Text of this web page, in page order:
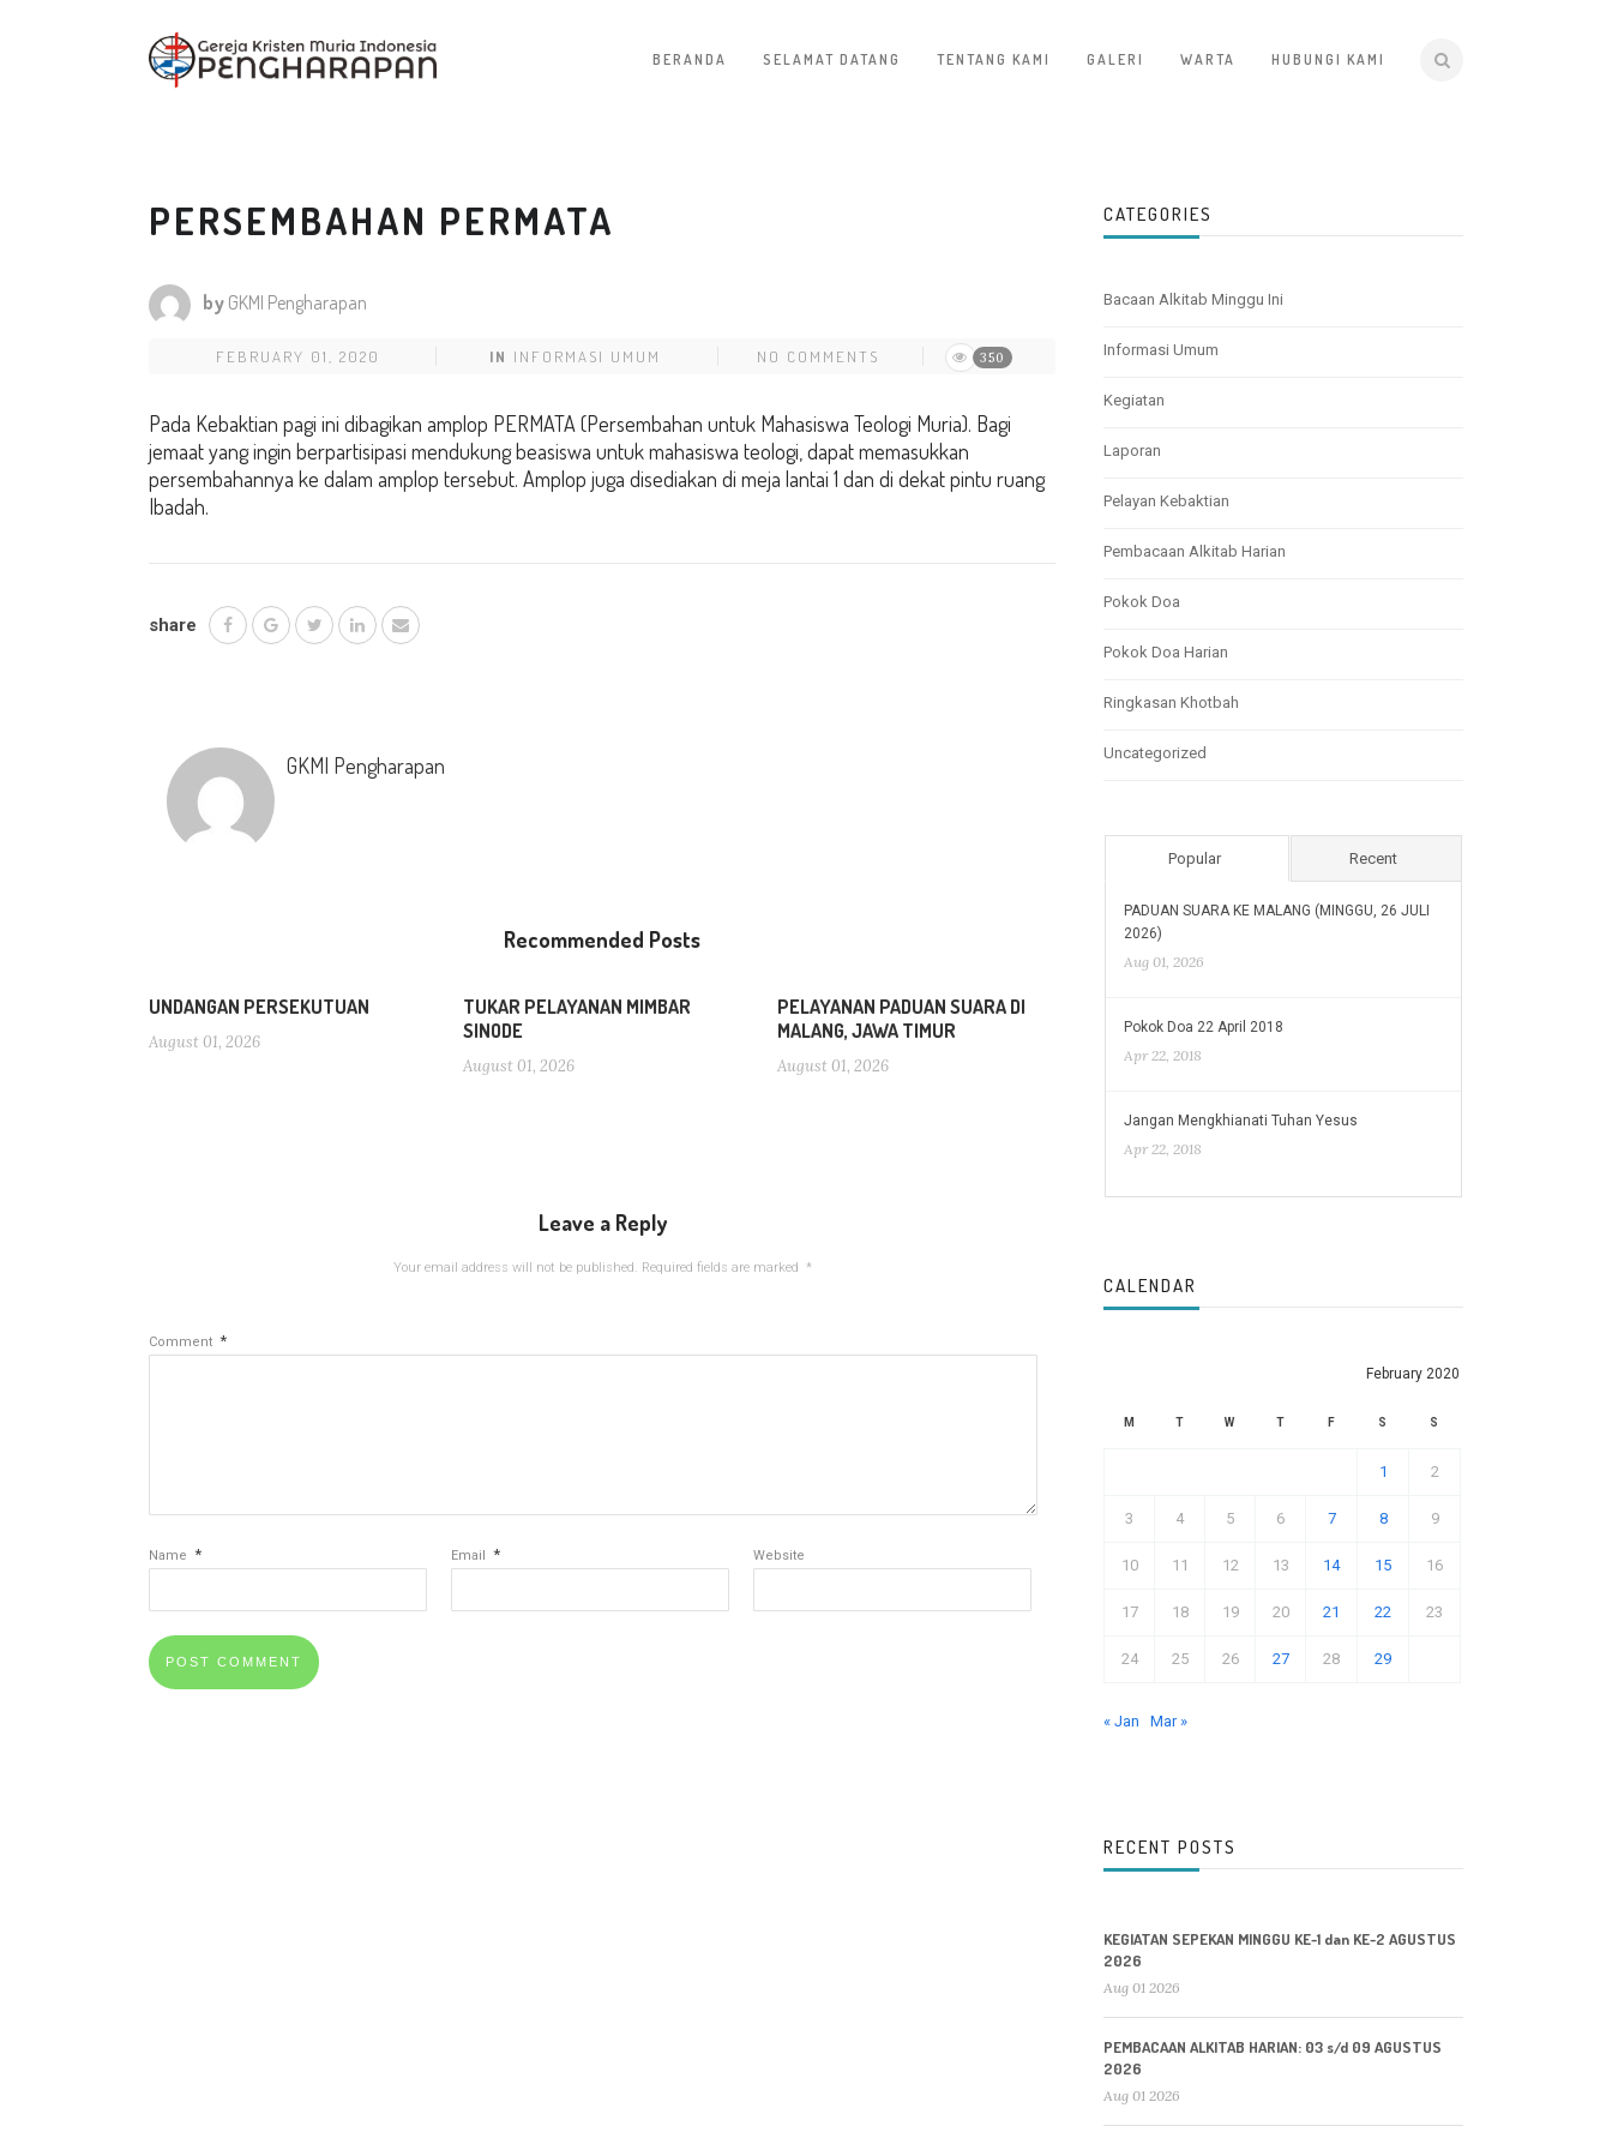
BERANDA SELAMAT DATANG TENTANG KAMI GALERI WARTA HUBUNGI KAMI
PERSEMBAHAN PERMATA
by GKMI Pengharapan
FEBRUARY 01, 2020 IN INFORMASI UMUM NO COMMENTS 350
Pada Kebaktian pagi ini dibagikan amplop PERMATA (Persembahan untuk Mahasiswa Teologi Muria). Bagi
jemaat yang ingin berpartisipasi mendukung beasiswa untuk mahasiswa teologi, dapat memasukkan
persembahannya ke dalam amplop tersebut. Amplop juga disediakan di meja lantai 1 dan di dekat pintu ruang
Ibadah.
share
GKMI Pengharapan
Recommended Posts
UNDANGAN PERSEKUTUAN
August 01, 2026
TUKAR PELAYANAN MIMBAR
SINODE
August 01, 2026
PELAYANAN PADUAN SUARA DI
MALANG, JAWA TIMUR
August 01, 2026
Leave a Reply
Your email address will not be published. Required fields are marked *
Comment *
Name * Email * Website
CATEGORIES
Bacaan Alkitab Minggu Ini
Informasi Umum
Kegiatan
Laporan
Pelayan Kebaktian
Pembacaan Alkitab Harian
Pokok Doa
Pokok Doa Harian
Ringkasan Khotbah
Uncategorized
Popular Recent
PADUAN SUARA KE MALANG (MINGGU, 26 JULI
2026)
Aug 01, 2026
Pokok Doa 22 April 2018
Apr 22, 2018
Jangan Mengkhianati Tuhan Yesus
Apr 22, 2018
CALENDAR
February 2020
M T W T F S S
1 2
3 4 5 6 7 8 9
10 11 12 13 14 15 16
17 18 19 20 21 22 23
24 25 26 27 28 29
« Jan Mar »
RECENT POSTS
KEGIATAN SEPEKAN MINGGU KE-1 dan KE-2 AGUSTUS
2026
Aug 01 2026
PEMBACAAN ALKITAB HARIAN: 03 s/d 09 AGUSTUS
2026
Aug 01 2026